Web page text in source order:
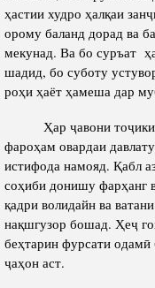
ҳастии худро ҳалқаи
орому баланд дорад ва
мекунад. Ва бо суръат
шадид, бо суботу
роҳи ҳаёт ҳамеша дар
Ҳар ҷавони
фароҳам овардаи
истифода намояд. Қабл
соҳиби донишу
қадри волидайн ва
нақшгузор бошад. Ҳеҷ
беҳтарин фурсати
ҷаҳон аст.